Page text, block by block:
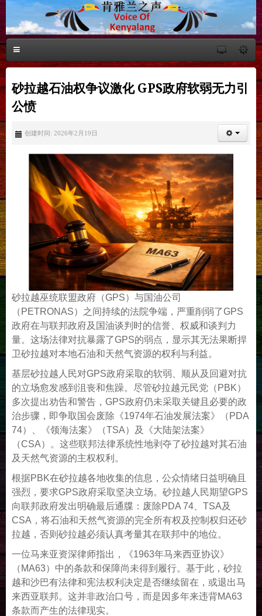
砂拉越石油权争议激化 GPS政府软弱无力引
公愤
创建时间: 2026年2月19日
砂拉越巫统联盟政府（GPS）与国油公司
（PETRONAS）之间持续的法院争端，严重削弱了GPS
政府在与联邦政府及国油谈判时的信誉、权威和谈判力
量。这场法律对抗暴露了GPS的弱点，显示其无法果断捍
卫砂拉越对本地石油和天然气资源的权利与利益。
基层砂拉越人民对GPS政府采取的软弱、顺从及回避对抗
的立场愈发感到沮丧和焦躁。尽管砂拉越元民党（PBK）
多次提出劝告和警告，GPS政府仍未采取关键且必要的政
治步骤，即争取国会废除《1974年石油发展法案》（PDA
74）、《领海法案》（TSA）及《大陆架法案》
（CSA）。这些联邦法律系统性地剥夺了砂拉越对其石油
及天然气资源的主权权利。
根据PBK在砂拉越各地收集的信息，公众情绪日益明确且
强烈，要求GPS政府采取坚决立场。砂拉越人民期望GPS
向联邦政府发出明确最后通牒：废除PDA 74、TSA及
CSA，将石油和天然气资源的完全所有权及控制权归还砂
拉越，否则砂拉越必须认真考量其在联邦中的地位。
一位马来亚资深律师指出，《1963年马来西亚协议》
（MA63）中的条款和保障尚未得到履行。基于此，砂拉
越和沙巴有法律和宪法权利决定是否继续留在，或退出马
来西亚联邦。这并非政治口号，而是因多年来违背MA63
条款而产生的法律现实。